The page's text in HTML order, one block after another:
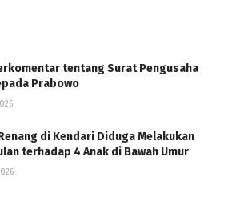
tentang Surat Pengusaha
Prabowo
di Kendari Diduga Melakukan
terhadap 4 Anak di Bawah Umur